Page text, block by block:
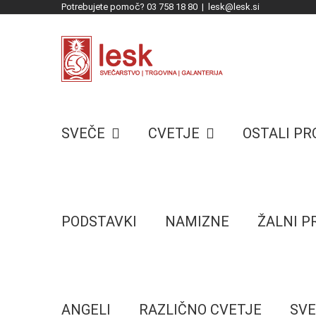
Potrebujete pomoč? 03 758 18 80 | lesk@lesk.si
SVEČE CVETJE OSTALI
PODSTAVKI NAMIZNE ŽALNI
ANGELI RAZLIČNO CVETJE